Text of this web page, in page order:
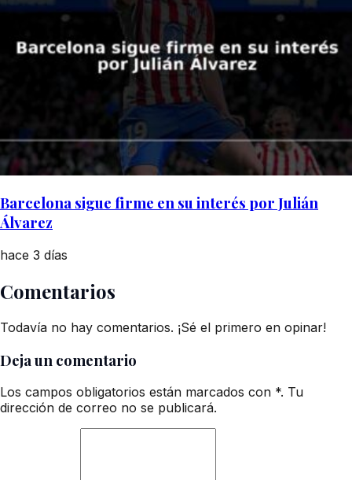
Barcelona sigue firme en su interés por Julián
Álvarez
hace 3 días
Comentarios
Todavía no hay comentarios. ¡Sé el primero en opinar!
Deja un comentario
Los campos obligatorios están marcados con *. Tu
dirección de correo no se publicará.